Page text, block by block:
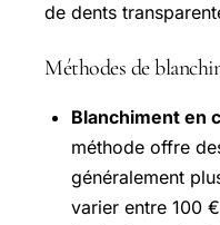
de dents
Méthodes de
Blanchiment en
méthode offre
généralement
varier entre 100